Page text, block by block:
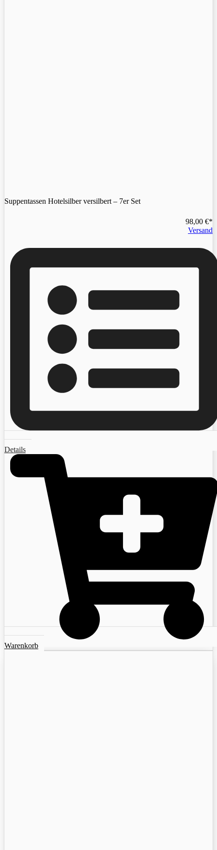
Suppentassen Hotelsilber versilbert – 7er Set
98,00 €
Versand
Details
Warenkorb